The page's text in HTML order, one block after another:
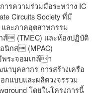
ารความร่วมมือระหว่าง IC
Circuits Society ที่มี
ละภาคอุตสาหกรรม
 (TMEC) และห้องปฏิบัติ
นิกส (MPAC)
ระจอมเกล้า
บุคลากร การสร้างเครือ
กแบบและผลิตวงจรรวม
โดยในโครงการนี้